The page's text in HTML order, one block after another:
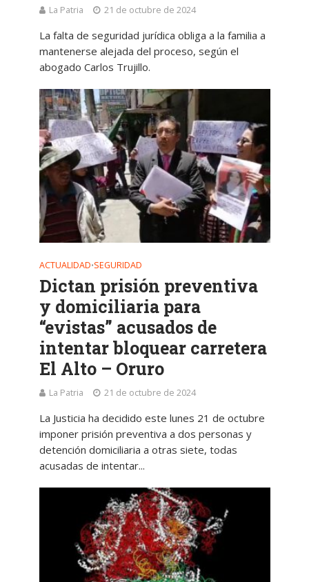
La Patria 21 de octubre de 2024
La falta de seguridad jurídica obliga a la familia a
mantenerse alejada del proceso, según el
abogado Carlos Trujillo.
ACTUALIDAD•SEGURIDAD
Dictan prisión preventiva
y domiciliaria para
“evistas” acusados de
intentar bloquear carretera
El Alto – Oruro
La Patria 21 de octubre de 2024
La Justicia ha decidido este lunes 21 de octubre
imponer prisión preventiva a dos personas y
detención domiciliaria a otras siete, todas
acusadas de intentar...